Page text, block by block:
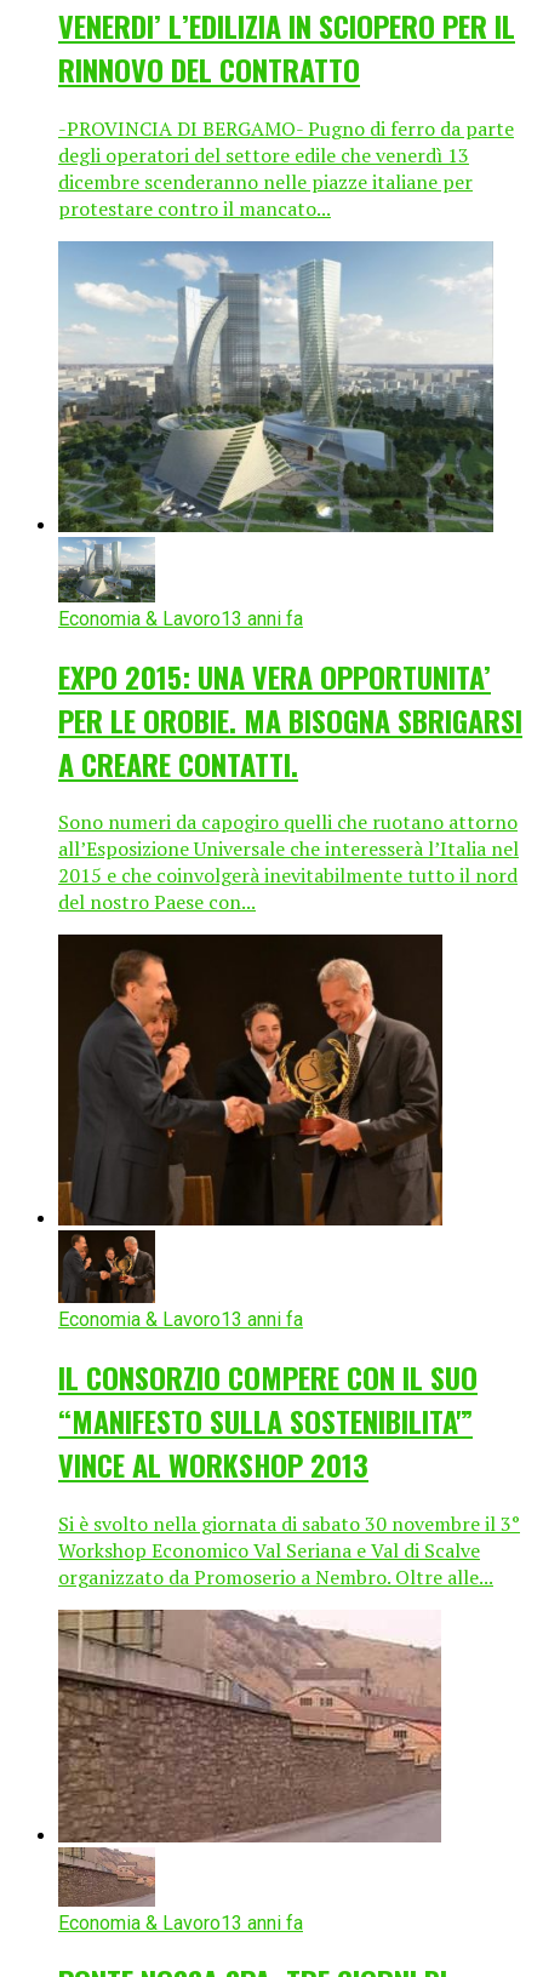
VENERDI’ L’EDILIZIA IN SCIOPERO PER IL
RINNOVO DEL CONTRATTO
-PROVINCIA DI BERGAMO- Pugno di ferro da parte
degli operatori del settore edile che venerdì 13
dicembre scenderanno nelle piazze italiane per
protestare contro il mancato...
Economia & Lavoro13 anni fa
EXPO 2015: UNA VERA OPPORTUNITA’
PER LE OROBIE. MA BISOGNA SBRIGARSI
A CREARE CONTATTI.
Sono numeri da capogiro quelli che ruotano attorno
all’Esposizione Universale che interesserà l’Italia nel
2015 e che coinvolgerà inevitabilmente tutto il nord
del nostro Paese con...
Economia & Lavoro13 anni fa
IL CONSORZIO COMPERE CON IL SUO
“MANIFESTO SULLA SOSTENIBILITA'”
VINCE AL WORKSHOP 2013
Si è svolto nella giornata di sabato 30 novembre il 3°
Workshop Economico Val Seriana e Val di Scalve
organizzato da Promoserio a Nembro. Oltre alle...
Economia & Lavoro13 anni fa